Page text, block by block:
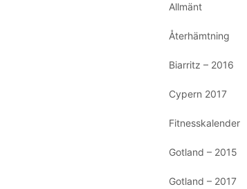
Allmänt
Återhämtning
Biarritz – 2016
Cypern 2017
Fitnesskalender
Gotland – 2015
Gotland – 2017